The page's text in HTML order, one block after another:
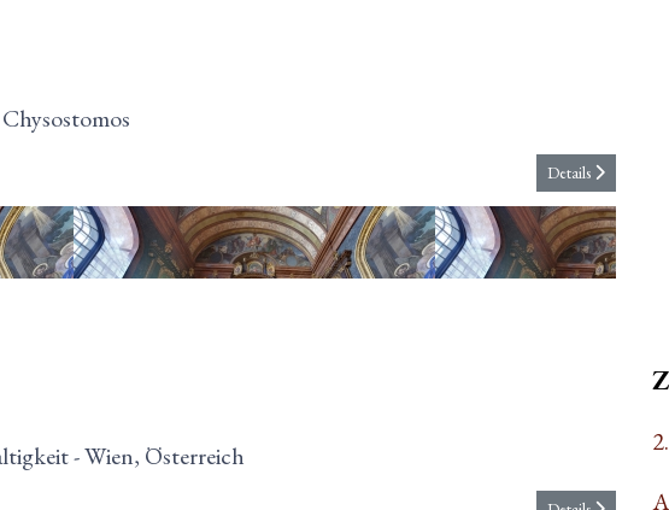
Details
-Wien, Österreich